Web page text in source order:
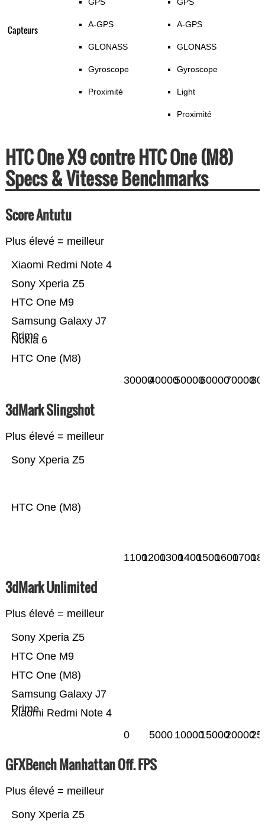
Capteurs A-GPS
GLONASS
Gyroscope
Proximité
A-GPS
GLONASS
Gyroscope
Light
Proximité
HTC One X9 contre HTC One (M8)
Specs & Vitesse Benchmarks
Score Antutu
Plus élevé = meilleur
HTC One (M8)
Nokia 6
Samsung Galaxy J7
Prime
HTC One M9
Sony Xperia Z5
Xiaomi Redmi Note 4
3000040000500006000070000
3dMark Slingshot
Plus élevé = meilleur
HTC One (M8)
Sony Xperia Z5
1100120013001400150016001700
3dMark Unlimited
Plus élevé = meilleur
Xiaomi Redmi Note 4
Samsung Galaxy J7
Prime
HTC One (M8)
HTC One M9
Sony Xperia Z5
0 5000 100001500020000
GFXBench Manhattan Off. FPS
Plus élevé = meilleur
Sony Xperia Z5